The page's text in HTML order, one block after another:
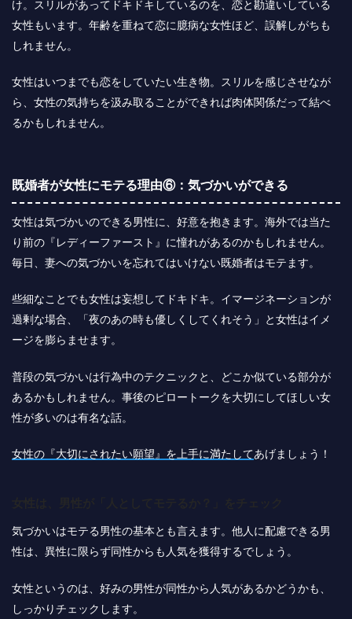
け。スリルがあってドキドキしているのを、恋と勘違いしている
女性もいます。年齢を重ねて恋に臆病な女性ほど、誤解しがちも
しれません。
女性はいつまでも恋をしていたい生き物。スリルを感じさせなが
ら、女性の気持ちを汲み取ることができれば肉体関係だって結べ
るかもしれません。
既婚者が女性にモテる理由⑥：気づかいができる
女性は気づかいのできる男性に、好意を抱きます。海外では当た
り前の『レディーファースト』に憧れがあるのかもしれません。
毎日、妻への気づかいを忘れてはいけない既婚者はモテます。
些細なことでも女性は妄想してドキドキ。イマージネーションが
過剰な場合、「夜のあの時も優しくしてくれそう」と女性はイメ
ージを膨らませます。
普段の気づかいは行為中のテクニックと、どこか似ている部分が
あるかもしれません。事後のピロートークを大切にしてほしい女
性が多いのは有名な話。
女性の『大切にされたい願望』を上手に満たしてあげましょう！
気づかいはモテる男性の基本とも言えます。他人に配慮できる男
性は、異性に限らず同性からも人気を獲得するでしょう。
女性というのは、好みの男性が同性から人気があるかどうかも、
しっかりチェックします。